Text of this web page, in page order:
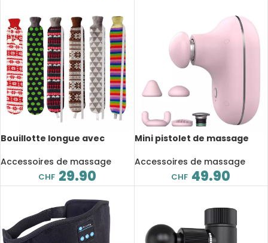
Bouillotte longue avec
épaules et ventre, 52 cm
Accessoires de massage
CHF 29.90
Mini pistolet de massage
relaxation profonde des
muscles, 4 têtes de massage
Accessoires de massage
CHF 49.90